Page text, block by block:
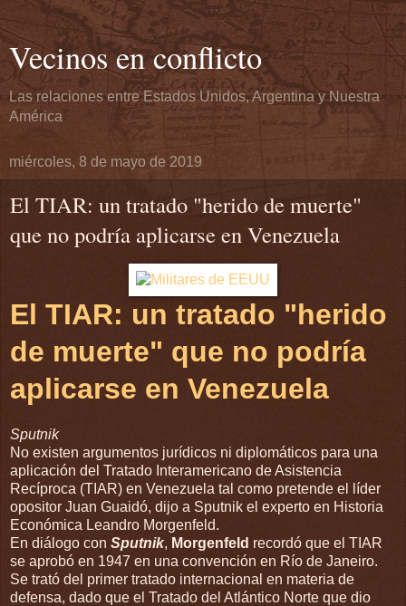
Vecinos en conflicto
Las relaciones entre Estados Unidos, Argentina y Nuestra
América
miércoles, 8 de mayo de 2019
El TIAR: un tratado "herido de muerte"
que no podría aplicarse en Venezuela
El TIAR: un tratado "herido
de muerte" que no podría
aplicarse en Venezuela
Sputnik
No existen argumentos jurídicos ni diplomáticos para una
aplicación del Tratado Interamericano de Asistencia
Recíproca (TIAR) en Venezuela tal como pretende el líder
opositor Juan Guaidó, dijo a Sputnik el experto en Historia
Económica Leandro Morgenfeld.
En diálogo con Sputnik, Morgenfeld recordó que el TIAR
se aprobó en 1947 en una convención en Río de Janeiro.
Se trató del primer tratado internacional en materia de
defensa, dado que el Tratado del Atlántico Norte que dio